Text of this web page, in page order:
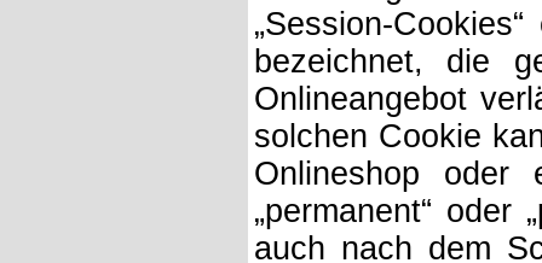
„Session-
bezeichnet, die
Onlineangebot
solchen Cookie
Onlineshop oder
„permanent“ oder
auch nach dem